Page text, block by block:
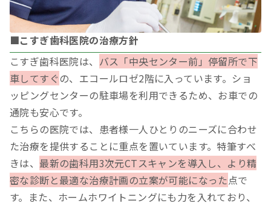
■こすぎ歯科医院の治療方針
こすぎ歯科医院は、 バス「中央センター前」停留所で下
車してすぐの、エコールロゼ2階に入っています。ショ
ッピングセンターの駐車場を利用できるため、お車での
通院も安心です。
こちらの医院では、患者様一人ひとりのニーズに合わせ
た治療を提供することに重点を置いています。特筆すべ
きは、 最新の歯科用3次元CTスキャンを導入し、より精
密な診断と最適な治療計画の立案が可能になった点で
す。また、ホームホワイトニングにも力を入れており、